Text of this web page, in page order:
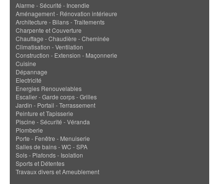
Alarme - Sécurité - Incendie
Aménagement - Rénovation intérieure
Architecture - Bilans - Traitements
Charpente et Couverture
Chauffage - Chaudière - Cheminée
Climatisation - Ventilation
Construction - Extension - Maçonnerie
Cuisine
Dépannage
Electricité
Energies Renouvelables
Escalier - Garde corps - Grilles
Jardin - Portail - Terrassement
Peinture et Tapisserie
Piscine - Sécurité - Véranda
Plomberie
Porte - Fenêtre - Menuiserie
Salles de bains - WC - SPA
Sols - Plafonds - Isolation
Sports et Détentes
Travaux divers et Ameublement